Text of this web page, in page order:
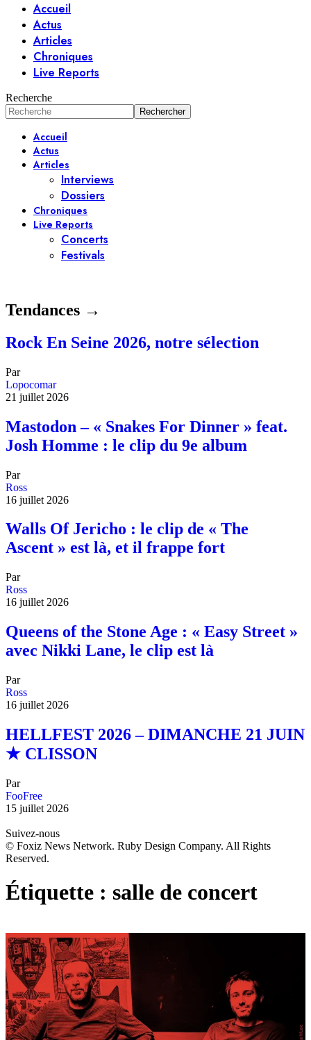
Accueil
Actus
Articles
Chroniques
Live Reports
Recherche
Accueil
Actus
Articles
Interviews
Dossiers
Chroniques
Live Reports
Concerts
Festivals
Tendances →
Rock En Seine 2026, notre sélection
Par
Lopocomar
21 juillet 2026
Mastodon – « Snakes For Dinner » feat.
Josh Homme : le clip du 9e album
Par
Ross
16 juillet 2026
Walls Of Jericho : le clip de « The
Ascent » est là, et il frappe fort
Par
Ross
16 juillet 2026
Queens of the Stone Age : « Easy Street »
avec Nikki Lane, le clip est là
Par
Ross
16 juillet 2026
HELLFEST 2026 – DIMANCHE 21 JUIN
★ CLISSON
Par
FooFree
15 juillet 2026
Suivez-nous
© Foxiz News Network. Ruby Design Company. All Rights
Reserved.
Étiquette : salle de concert